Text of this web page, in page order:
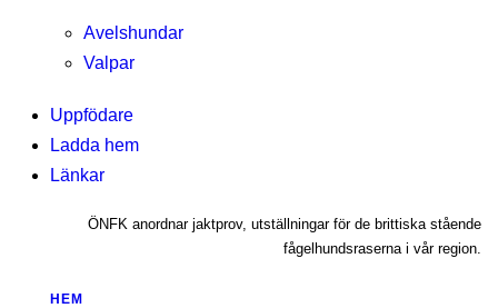
Avelshundar
Valpar
Uppfödare
Ladda hem
Länkar
ÖNFK anordnar jaktprov, utställningar för de brittiska stående
fågelhundsraserna i vår region.
HEM